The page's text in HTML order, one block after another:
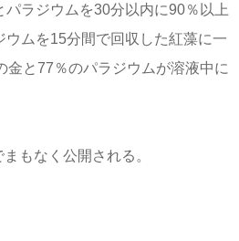
ラジウムを30分以内に90％以上
ムを15分間で回収した紅藻に一
と77％のパラジウムが溶液中に
もなく公開される。